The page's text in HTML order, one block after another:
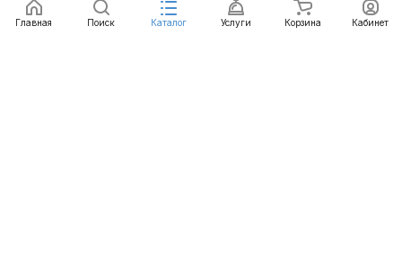
Главная Поиск Каталог Услуги Корзина Кабинет